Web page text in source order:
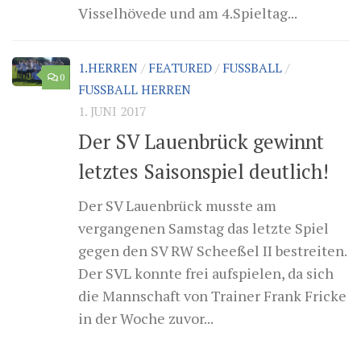
Visselhövede und am 4.Spieltag...
0
1.HERREN/FEATURED/FUSSBALL/
FUSSBALL HERREN
1. JUNI 2017
Der SV Lauenbrück gewinnt
letztes Saisonspiel deutlich!
Der SV Lauenbrück musste am
vergangenen Samstag das letzte Spiel
gegen den SV RW Scheeßel II bestreiten.
Der SVL konnte frei aufspielen, da sich
die Mannschaft von Trainer Frank Fricke
in der Woche zuvor...